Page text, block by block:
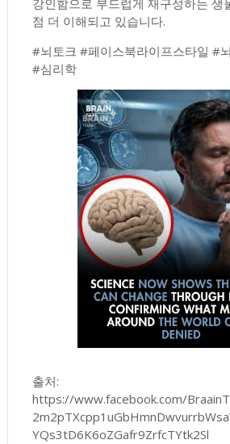
강인함으로 부드럽게 재구성하는 생
점 더 이해되고 있습니다.
#뇌토크 #페이스북라이프스타일 #
#심리학
출처:
https://www.facebook.com/
YQs3tD6K6oZGafr9ZrfcTYtk2Sl